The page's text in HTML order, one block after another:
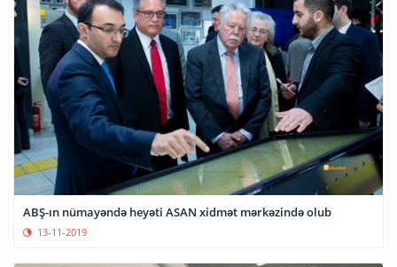
ABŞ-ın nümayəndə heyəti ASAN xidmət mərkəzində olub
13-11-2019